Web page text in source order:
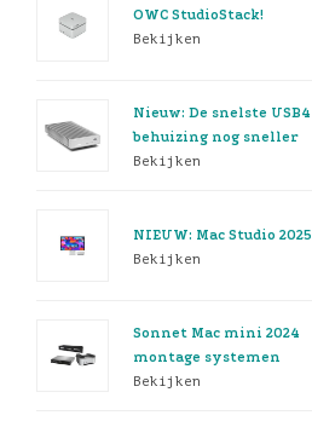
OWC StudioStack!
Bekijken
Nieuw: De snelste USB4
behuizing nog sneller
Bekijken
NIEUW: Mac Studio 2025
Bekijken
Sonnet Mac mini 2024
montage systemen
Bekijken